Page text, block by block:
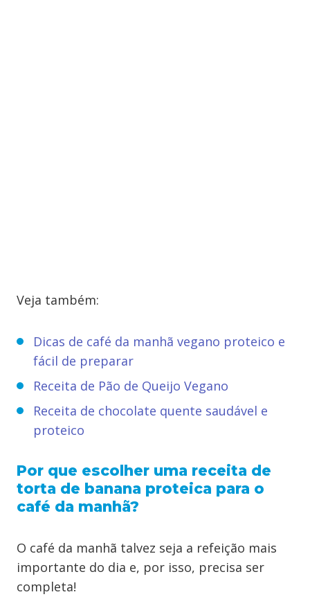
Veja também:
Dicas de café da manhã vegano proteico e
fácil de preparar
Receita de Pão de Queijo Vegano
Receita de chocolate quente saudável e
proteico
Por que escolher uma receita de
torta de banana proteica para o
café da manhã?
O café da manhã talvez seja a refeição mais
importante do dia e, por isso, precisa ser
completa!